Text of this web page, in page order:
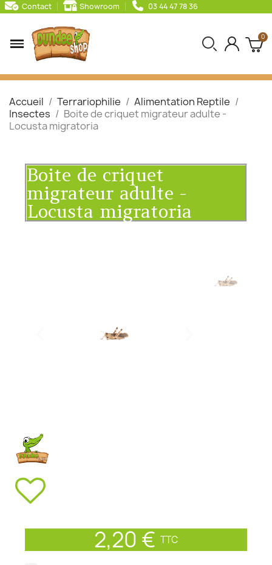
Contact Showroom 03 44 47 78 36
Accueil Terrariophilie
Alimentation Reptile
Insectes
Boite de criquet migrateur adulte -
Locusta migratoria
Boite de criquet
migrateur adulte -
Locusta migratoria
2,20 € TTC